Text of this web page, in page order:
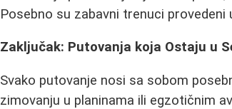
Posebno su zabavni trenuci
Zaključak: Putovanja koja Ostaju u
Svako putovanje nosi sa sobom
zimovanju u planinama ili egzotičnim